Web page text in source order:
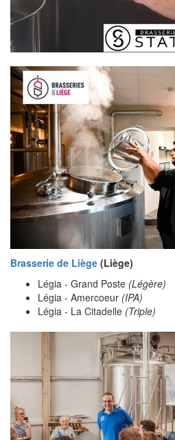
Brasserie de Liège (Liège)
Légia - Grand Poste (Légère)
Légia - Amercoeur (IPA)
Légia - La Citadelle (Triple)